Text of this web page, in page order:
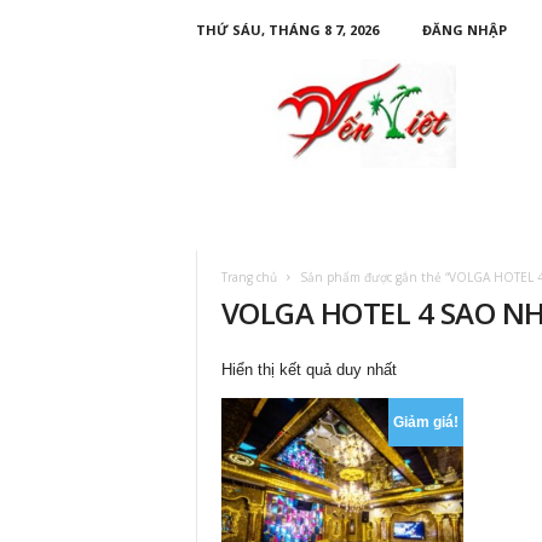
THỨ SÁU, THÁNG 8 7, 2026
ĐĂNG NHẬP
Trang chủ Sản phẩm được gắn thẻ “VOLGA HOTEL
VOLGA HOTEL 4 SAO
Hiển thị kết quả duy nhất
Giảm giá!